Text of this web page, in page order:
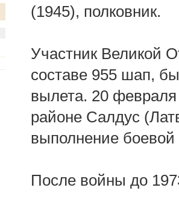
(1945), полковник.
Участник Великой
составе 955 шап,
вылета. 20 февраля
районе Салдус
выполнение боевой
После войны до